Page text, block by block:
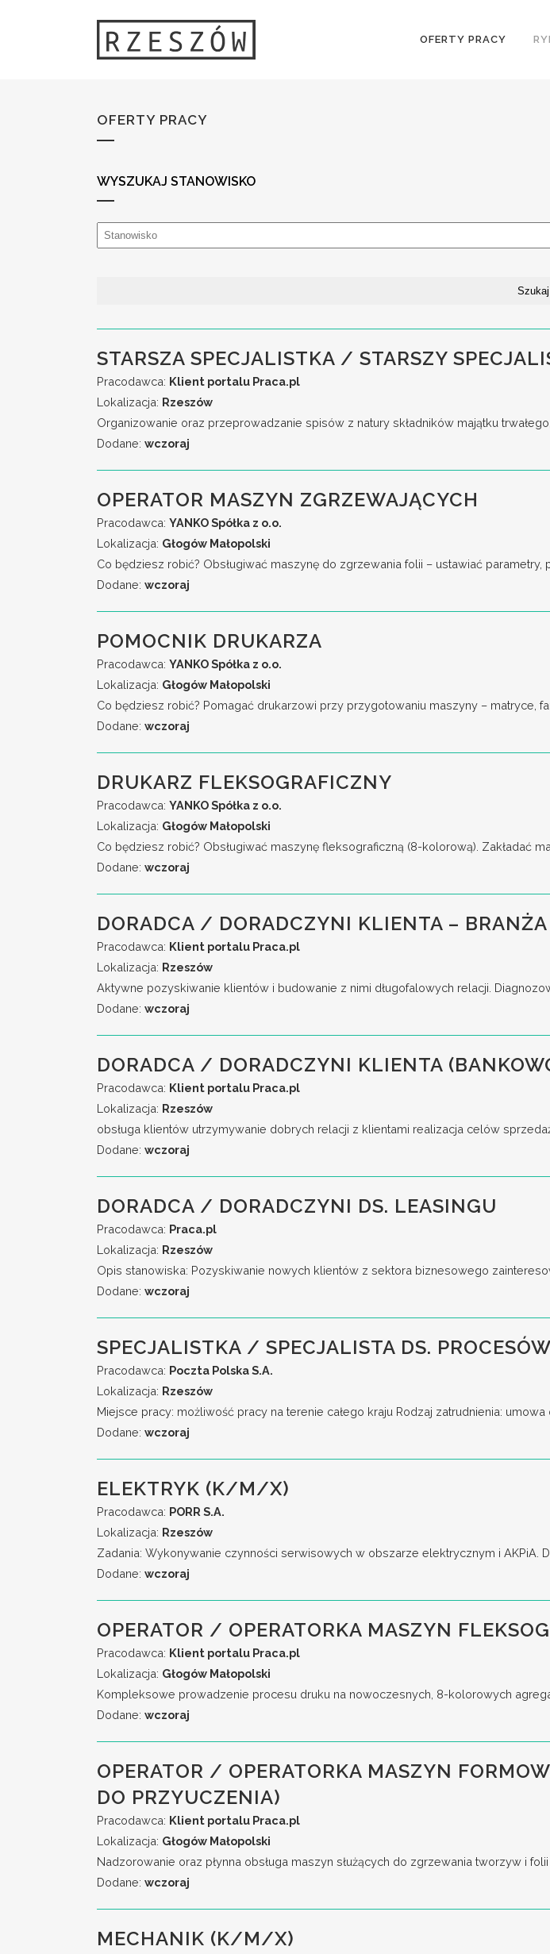
OFERTY PRACY
OFERTY PRACY
WYSZUKAJ STANOWISKO
STARSZA SPECJALISTKA / STARSZY
Pracodawca: Klient portalu Praca.pl
Lokalizacja: Rzeszów
Organizowanie oraz przeprowadzanie spisów z natury składników majątku
Dodane: wczoraj
OPERATOR MASZYN ZGRZEWAJĄCYCH
Pracodawca: YANKO Spółka z o.o.
Lokalizacja: Głogów Małopolski
Co będziesz robić? Obsługiwać maszynę do zgrzewania folii – ustawiać parametry,
Dodane: wczoraj
POMOCNIK DRUKARZA
Pracodawca: YANKO Spółka z o.o.
Lokalizacja: Głogów Małopolski
Co będziesz robić? Pomagać drukarzowi przy przygotowaniu maszyny – matryce,
Dodane: wczoraj
DRUKARZ FLEKSOGRAFICZNY
Pracodawca: YANKO Spółka z o.o.
Lokalizacja: Głogów Małopolski
Co będziesz robić? Obsługiwać maszynę fleksograficzną (8-kolorową). Zakładać
Dodane: wczoraj
DORADCA / DORADCZYNI KLIENTA –
Pracodawca: Klient portalu Praca.pl
Lokalizacja: Rzeszów
Aktywne pozyskiwanie klientów i budowanie z nimi długofalowych relacji.
Dodane: wczoraj
DORADCA / DORADCZYNI KLIENTA
Pracodawca: Klient portalu Praca.pl
Lokalizacja: Rzeszów
obsługa klientów utrzymywanie dobrych relacji z klientami realizacja celów
Dodane: wczoraj
DORADCA / DORADCZYNI DS. LEASINGU
Pracodawca: Praca.pl
Lokalizacja: Rzeszów
Opis stanowiska: Pozyskiwanie nowych klientów z sektora biznesowego
Dodane: wczoraj
SPECJALISTKA / SPECJALISTA DS.
Pracodawca: Poczta Polska S.A.
Lokalizacja: Rzeszów
Miejsce pracy: możliwość pracy na terenie całego kraju Rodzaj zatrudnienia:
Dodane: wczoraj
ELEKTRYK (K/M/X)
Pracodawca: PORR S.A.
Lokalizacja: Rzeszów
Zadania: Wykonywanie czynności serwisowych w obszarze elektrycznym i AKPiA.
Dodane: wczoraj
OPERATOR / OPERATORKA MASZYN
Pracodawca: Klient portalu Praca.pl
Lokalizacja: Głogów Małopolski
Kompleksowe prowadzenie procesu druku na nowoczesnych, 8-kolorowych
Dodane: wczoraj
OPERATOR / OPERATORKA MASZYN
DO PRZYUCZENIA)
Pracodawca: Klient portalu Praca.pl
Lokalizacja: Głogów Małopolski
Nadzorowanie oraz płynna obsługa maszyn służących do zgrzewania tworzyw i
Dodane: wczoraj
MECHANIK (K/M/X)